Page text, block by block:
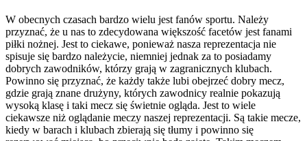
W obecnych czasach bardzo wielu jest fanów sportu. Należy
przyznać, że u nas to zdecydowana większość facetów jest fanami
piłki nożnej. Jest to ciekawe, ponieważ nasza reprezentacja nie
spisuje się bardzo należycie, niemniej jednak za to posiadamy
dobrych zawodników, którzy grają w zagranicznych klubach.
Powinno się przyznać, że każdy także lubi obejrzeć dobry mecz,
gdzie grają znane drużyny, których zawodnicy realnie pokazują
wysoką klasę i taki mecz się świetnie ogląda. Jest to wiele
ciekawsze niż oglądanie meczy naszej reprezentacji. Są takie mecze,
kiedy w barach i klubach zbierają się tłumy i powinno się